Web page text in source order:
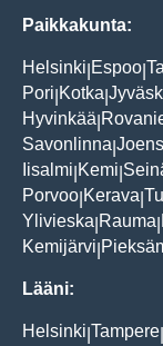
Paikkakunta:
Helsinki Espoo
Pori Kotka
Hyvinkää
Savonlinna
Iisalmi Kemi
Porvoo Kerava
Ylivieska Rauma
Kemijärvi
Lääni:
Helsinki Tampere